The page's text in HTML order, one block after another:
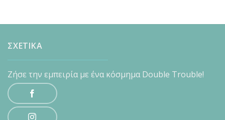
ΣΧΕΤΙΚΑ
Ζήσε την εμπειρία με ένα κόσμημα Double Trouble!